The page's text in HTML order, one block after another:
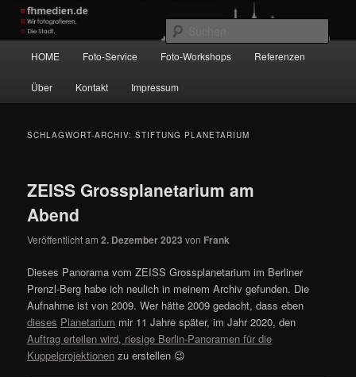
Zum
primären
Inhalt
springen
Zum
sekundären
Inhalt
springen
Wir fotografieren die Hauptstadt!
HOME Foto-Service Foto-Workshops Referenzen
Über Kontakt Impressum
SCHLAGWORT-ARCHIV:STIFTUNG PLANETARIUM
ZEISS Grossplanetarium am
Abend
Veröffentlicht am2. Dezember 2023 von Frank
Dieses Panorama vom ZEISS Grossplanetarium im Berliner
Prenzl-Berg habe ich neulich in meinem Archiv gefunden. Die
Aufnahme ist von 2009. Wer hätte 2009 gedacht, dass eben
dieses Planetarium mir 11 Jahre später, im Jahr 2020, den
Auftrag erteilen wird, riesige Berlin-Panoramen für die
Kuppelprojektionen zu erstellen 😉